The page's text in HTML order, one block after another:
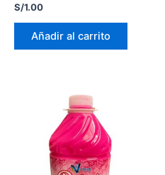
S/1.00
Añadir al carrito